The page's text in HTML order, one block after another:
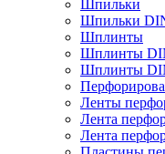
Шпильки
Шпильки
Шплинты
Шплинты
Шплинты
Ленты
Лента
Лента